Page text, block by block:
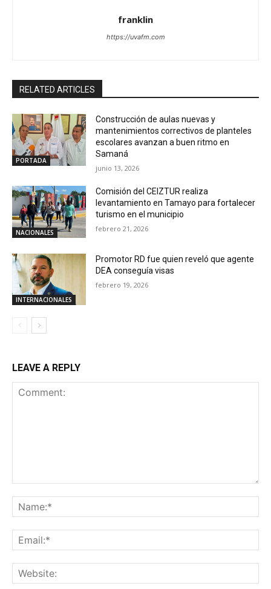
franklin
https://uvafm.com
RELATED ARTICLES
PORTADA
Construcción de aulas nuevas y
mantenimientos correctivos de planteles
escolares avanzan a buen ritmo en
Samaná
junio 13, 2026
NACIONALES
Comisión del CEIZTUR realiza
levantamiento en Tamayo para fortalecer
turismo en el municipio
febrero 21, 2026
INTERNACIONALES
Promotor RD fue quien reveló que agente
DEA conseguía visas
febrero 19, 2026
LEAVE A REPLY